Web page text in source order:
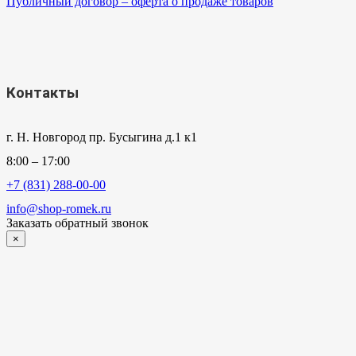
Контакты
г. Н. Новгород пр. Бусыгина д.1 к1
8:00 – 17:00
+7 (831) 288-00-00
info@shop-romek.ru
Заказать обратный звонок
×